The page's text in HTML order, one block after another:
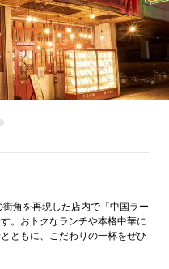
角を再現した店内で「中国ラー
。おトクなランチや本格中華に
ともに、こだわりの一杯をぜひ